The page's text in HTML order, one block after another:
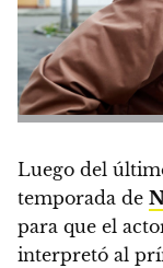
Luego del
temporada de
para que el
interpretó al